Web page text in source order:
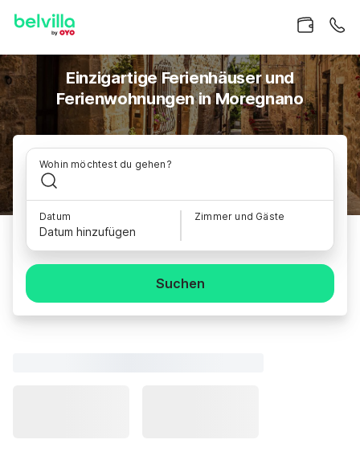
Einzigartige Ferienhäuser und
Ferienwohnungen in Moregnano
Wohin möchtest du gehen?
Datum
Datum hinzufügen
Zimmer und Gäste
Suchen